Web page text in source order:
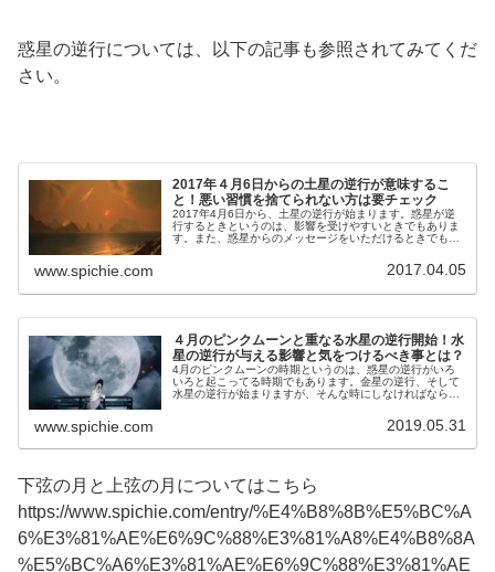
惑星の逆行については、以下の記事も参照されてみてくだ
さい。
2017年４月6日からの土星の逆行が意味するこ
と！悪い習慣を捨てられない方は要チェック
2017年4月6日から、土星の逆行が始まります。惑星が逆
行するときというのは、影響を受けやすいときでもありま
す。また、惑星からのメッセージをいただけるときでもあ
www.spichie.com 2017.04.05
４月のピンクムーンと重なる水星の逆行開始！水
星の逆行が与える影響と気をつけるべき事とは？
4月のピンクムーンの時期というのは、惑星の逆行がいろ
いろと起こってる時期でもあります。金星の逆行、そして
水星の逆行が始まりますが、そんな時にしなければならな
www.spichie.com 2019.05.31
下弦の月と上弦の月についてはこちら
https://www.spichie.com/entry/%E4%B8%8B%E5%BC%A
6%E3%81%AE%E6%9C%88%E3%81%A8%E4%B8%8A
%E5%BC%A6%E3%81%AE%E6%9C%88%E3%81%AE